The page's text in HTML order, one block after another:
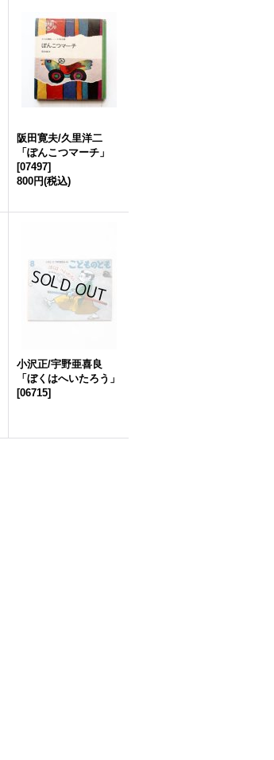
阪田寛夫/久里洋二
「ぽんこつマーチ」
[07497]
800円(税込)
小沢正/宇野亜喜良
「ぼくはへいたろう」
[06715]